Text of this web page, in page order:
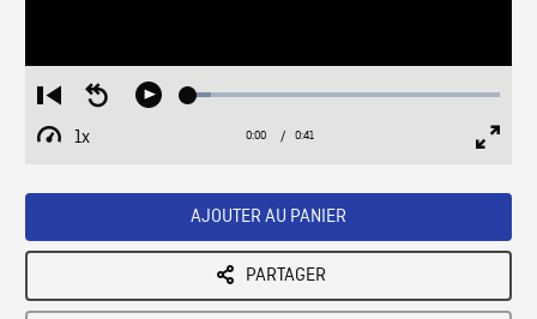
Restart
from
beginning
Seek
Play Loaded:
1x
Playback
Current
0:00 / Duration
0:41
AJOUTER AU PANIER
PARTAGER